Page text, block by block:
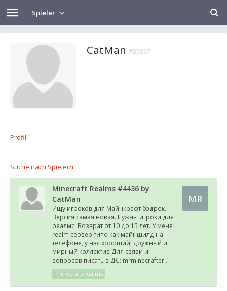
Spieler
CatMan #35867
Profil
Suche nach Spielern
Minecraft Realms #4436 by
CatMan
Ищу игроков для Майнкрафт бэдрок.
Версия самая новая. Нужны игроки для
реалмс. Возврат от 10 до 15 лет. У меня
realm сервер типо как майншилд на
телефоне, у нас хороший, дружный и
мирный коллектив Для связи и
вопросов писать в ДС: mrminecrafter..
minecraft-realms
MR